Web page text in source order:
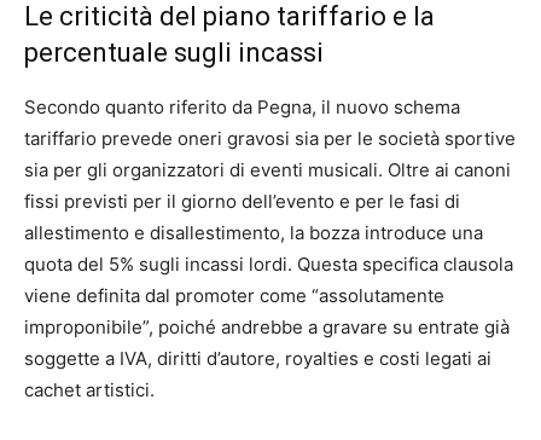
Le criticità del piano tariffario e la
percentuale sugli incassi
Secondo quanto riferito da Pegna, il nuovo schema
tariffario prevede oneri gravosi sia per le società sportive
sia per gli organizzatori di eventi musicali. Oltre ai canoni
fissi previsti per il giorno dell’evento e per le fasi di
allestimento e disallestimento, la bozza introduce una
quota del 5% sugli incassi lordi. Questa specifica clausola
viene definita dal promoter come “assolutamente
improponibile”, poiché andrebbe a gravare su entrate già
soggette a IVA, diritti d’autore, royalties e costi legati ai
cachet artistici.